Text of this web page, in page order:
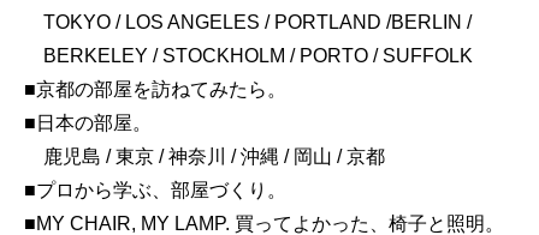
TOKYO / LOS ANGELES / PORTLAND /BERLIN /
BERKELEY / STOCKHOLM / PORTO / SUFFOLK
■京都の部屋を訪ねてみたら。
■日本の部屋。
鹿児島 / 東京 / 神奈川 / 沖縄 / 岡山 / 京都
■プロから学ぶ、部屋づくり。
■MY CHAIR, MY LAMP. 買ってよかった、椅子と照明。